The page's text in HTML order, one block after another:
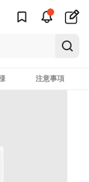
注意事項